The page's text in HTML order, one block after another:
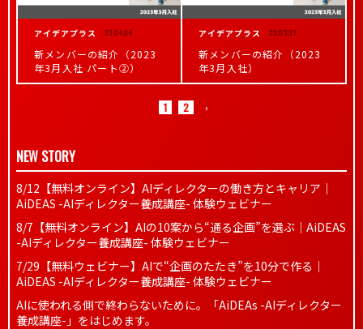
アイデアプラス 23.04.04
新メンバーの紹介（2023
年3月入社 パート②）
アイデアプラス 23.03.31
新メンバーの紹介（2023
年3月入社）
1 2 ›
NEW STORY
8/12【無料オンライン】AIディレクターの働き方とキャリア｜
AiDEAS -AIディレクター養成講座- 体験ウェビナー
8/7【無料オンライン】AIの10案から“通る企画”を選ぶ｜AiDEAS
-AIディレクター養成講座- 体験ウェビナー
7/29【無料ウェビナー】AIで“企画のたたき”を10分で作る｜
AiDEAS -AIディレクター養成講座- 体験ウェビナー
AIに使われる側で終わらないために。「AiDEAs -AIディレクター
養成講座-」をはじめます。